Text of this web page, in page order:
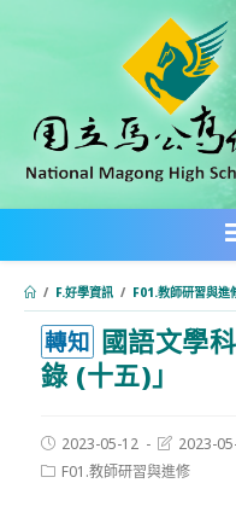
內
/ F.好學資訊 / F01.教師研習與進
轉知 國語文學
錄 (十五)」
Post
published:
2023-05-12
Post
last
modified:
2023-
PostF01.教師研習與進修